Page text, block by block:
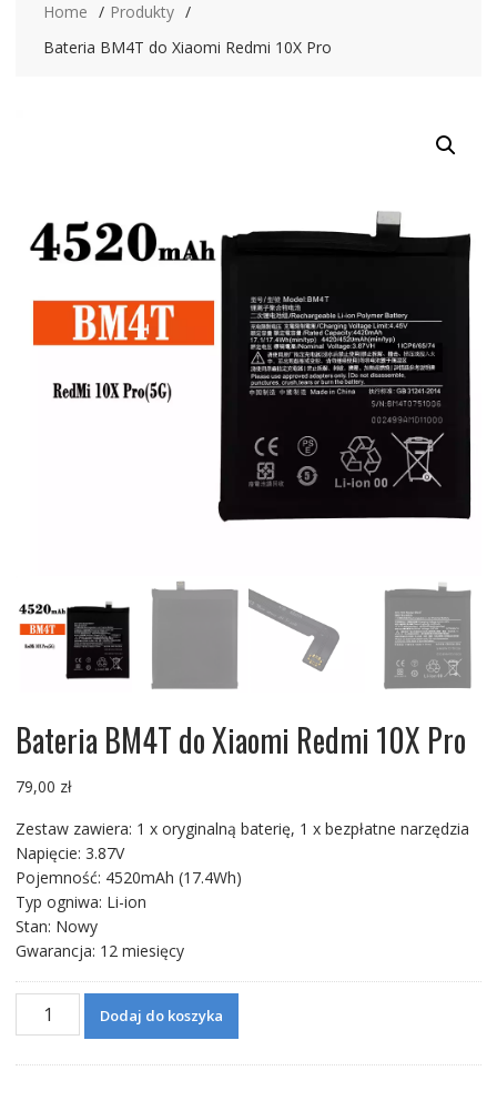
Home
Produkty
Bateria BM4T do Xiaomi Redmi 10X Pro
Bateria BM4T do Xiaomi Redmi 10X Pro
79,00 zł
Zestaw zawiera: 1 x oryginalną baterię, 1 x bezpłatne narzędzia
Napięcie: 3.87V
Pojemność: 4520mAh (17.4Wh)
Typ ogniwa: Li-ion
Stan: Nowy
Gwarancja: 12 miesięcy
ilość
Bateria
Dodaj do koszyka